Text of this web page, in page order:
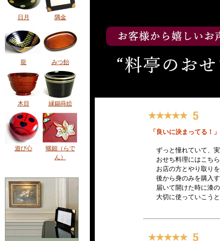
日月 隅金
龍 みつ飴
木目 縁錫蒔絵
遊び心
螺鈿（らで
ん）